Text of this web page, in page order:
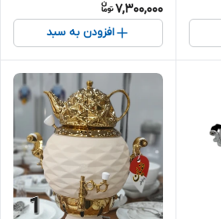
7,300,000
افزودن به سبد